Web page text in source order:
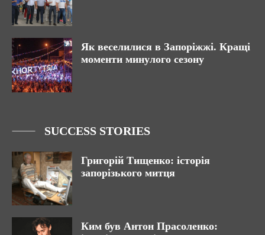
Як веселилися в Запоріжжі. Кращі
моменти минулого сезону
SUCCESS STORIES
Григорій Тищенко: історія
запорізького митця
Ким був Антон Прасоленко: